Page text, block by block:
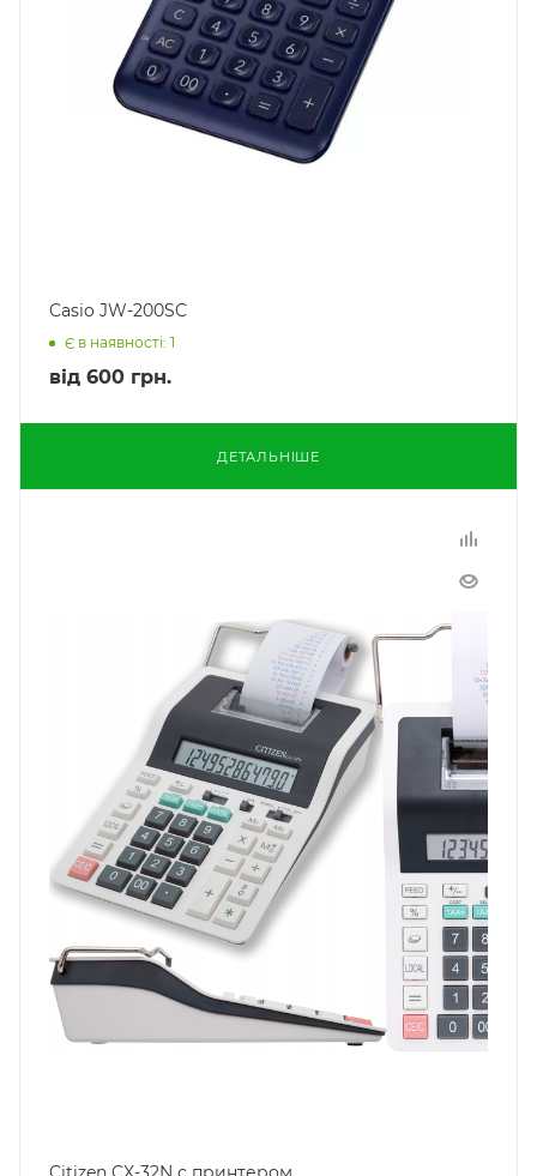
Casio JW-200SC
Є в наявності: 1
від 600 грн.
ДЕТАЛЬНІШЕ